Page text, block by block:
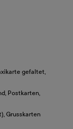
gefaltet,
Postkarten,
Grusskarten